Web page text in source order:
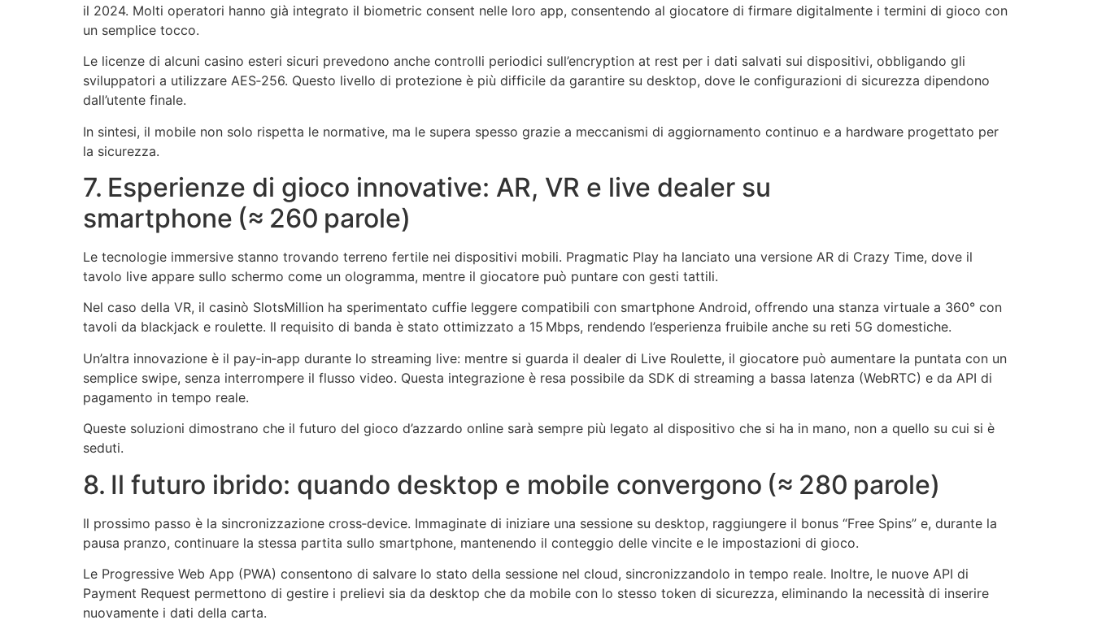
il 2024. Molti operatori hanno già integrato il biometric consent nelle loro app, consentendo al giocatore di firmare digitalmente i termini di gioco con
un semplice tocco.
Le licenze di alcuni casino esteri sicuri prevedono anche controlli periodici sull’encryption at rest per i dati salvati sui dispositivi, obbligando gli
sviluppatori a utilizzare AES‑256. Questo livello di protezione è più difficile da garantire su desktop, dove le configurazioni di sicurezza dipendono
dall’utente finale.
In sintesi, il mobile non solo rispetta le normative, ma le supera spesso grazie a meccanismi di aggiornamento continuo e a hardware progettato per
la sicurezza.
7. Esperienze di gioco innovative: AR, VR e live dealer su
smartphone (≈ 260 parole)
Le tecnologie immersive stanno trovando terreno fertile nei dispositivi mobili. Pragmatic Play ha lanciato una versione AR di Crazy Time, dove il
tavolo live appare sullo schermo come un ologramma, mentre il giocatore può puntare con gesti tattili.
Nel caso della VR, il casinò SlotsMillion ha sperimentato cuffie leggere compatibili con smartphone Android, offrendo una stanza virtuale a 360° con
tavoli da blackjack e roulette. Il requisito di banda è stato ottimizzato a 15 Mbps, rendendo l’esperienza fruibile anche su reti 5G domestiche.
Un’altra innovazione è il pay‑in‑app durante lo streaming live: mentre si guarda il dealer di Live Roulette, il giocatore può aumentare la puntata con un
semplice swipe, senza interrompere il flusso video. Questa integrazione è resa possibile da SDK di streaming a bassa latenza (WebRTC) e da API di
pagamento in tempo reale.
Queste soluzioni dimostrano che il futuro del gioco d’azzardo online sarà sempre più legato al dispositivo che si ha in mano, non a quello su cui si è
seduti.
8. Il futuro ibrido: quando desktop e mobile convergono (≈ 280 parole)
Il prossimo passo è la sincronizzazione cross‑device. Immaginate di iniziare una sessione su desktop, raggiungere il bonus “Free Spins” e, durante la
pausa pranzo, continuare la stessa partita sullo smartphone, mantenendo il conteggio delle vincite e le impostazioni di gioco.
Le Progressive Web App (PWA) consentono di salvare lo stato della sessione nel cloud, sincronizzandolo in tempo reale. Inoltre, le nuove API di
Payment Request permettono di gestire i prelievi sia da desktop che da mobile con lo stesso token di sicurezza, eliminando la necessità di inserire
nuovamente i dati della carta.